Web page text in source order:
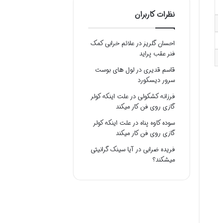
نظرات کاربران
احسان گلریزدر علائم خرابی کمک
فنر عقب پراید
قاسم قدیریدر لول های بوست
سرور دیسکورد
فرزانه کشکولیدر علت اینکه کولر
گازی روی فن کار میکند
سوده کاوه پناه در علت اینکه کولر
گازی روی فن کار میکند
فریده ضرابیدر آیا سینک گرانیتی
میشکند؟